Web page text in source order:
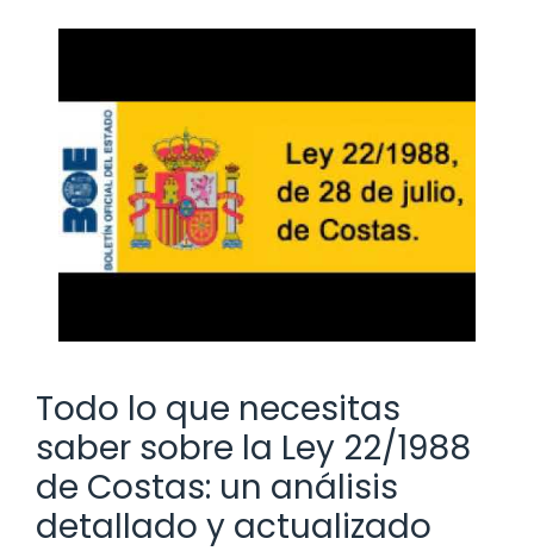
Todo lo que necesitas
saber sobre la Ley 22/1988
de Costas: un análisis
detallado y actualizado